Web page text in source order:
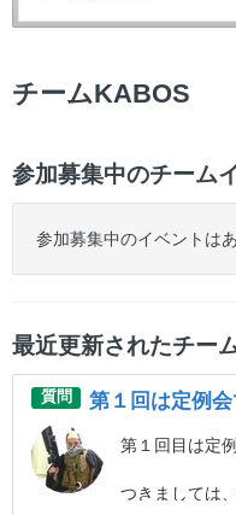
チームKABOS
参加募集中のチーム
参加募集中のイベントは
最近更新されたチー
質問 第１回は定例会
つきましては、